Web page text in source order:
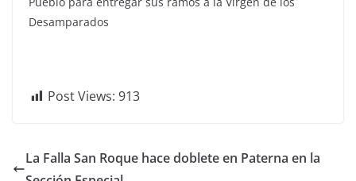
Desamparados
Post Views: 913
La Falla San Roque hace doblete en Paterna en la